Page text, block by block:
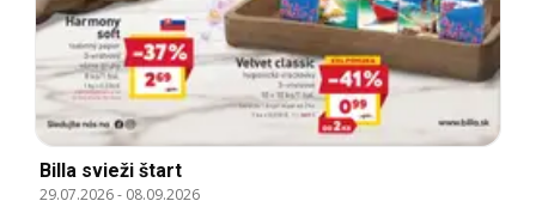
Billa svieži štart
29.07.2026- 08.09.2026